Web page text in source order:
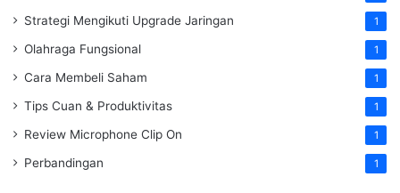
Strategi Mengikuti Upgrade Jaringan 1
Olahraga Fungsional 1
Cara Membeli Saham 1
Tips Cuan & Produktivitas 1
Review Microphone Clip On 1
Perbandingan 1